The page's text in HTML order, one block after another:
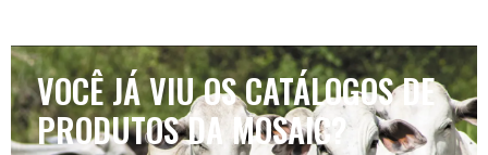
VOCÊ JÁ VIU OS CATÁLOGOS DE
PRODUTOS DA MOSAIC?